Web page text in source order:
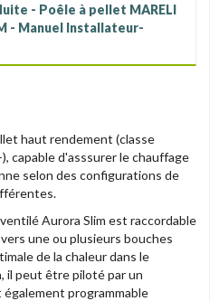
- Poêle à pellet MARELI
- Manuel Installateur-
haut rendement (classe
capable d'asssurer le chauffage
selon des configurations de
Aurora Slim est raccordable
une ou plusieurs bouches
de la chaleur dans le
il peut être piloté par un
programmable